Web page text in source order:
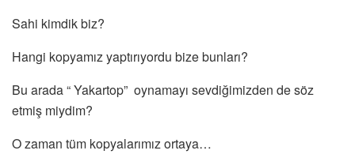
Sahi kimdik biz?
Hangi kopyamız yaptırıyordu bize bunları?
Bu arada “ Yakartop” oynamayı sevdiğimizden de söz
etmiş miydim?
O zaman tüm kopyalarımız ortaya…